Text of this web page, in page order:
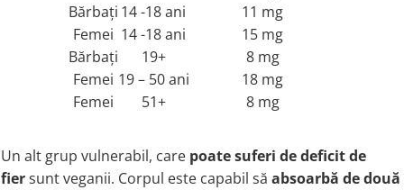
Bărbați 14 -18 ani
11 mg
Femei 14 -18 ani
15 mg
Bărbați
19+
8 mg
Femei 19 – 50 ani
18 mg
Femei
51+ 8 mg
Un alt grup vulnerabil, care poate suferi de deficit de
fiersunt veganii. Corpul este capabil să absoarbă de două